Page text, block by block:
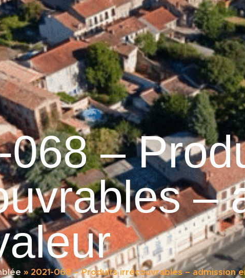
Accueil Découvrir Graulhet Vie municipale
068 –
–
» 2021-068 – Produits irrécouvrables – admission